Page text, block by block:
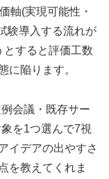
軸(実現可能性・
験導入する流れが
すると評価工数
に陥ります。
会議・既存サー
を1つ選んで7視
イデアの出やすさ
を教えてくれま